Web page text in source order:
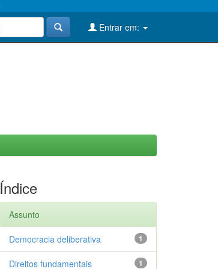
Entrar em:
Índice
Assunto
1
Democracia deliberativa
1
Direitos fundamentais